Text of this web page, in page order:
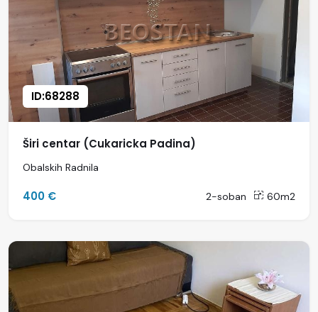
ID:68288
Širi centar (Cukaricka Padina)
Obalskih Radnila
400 € 2-soban 60m2